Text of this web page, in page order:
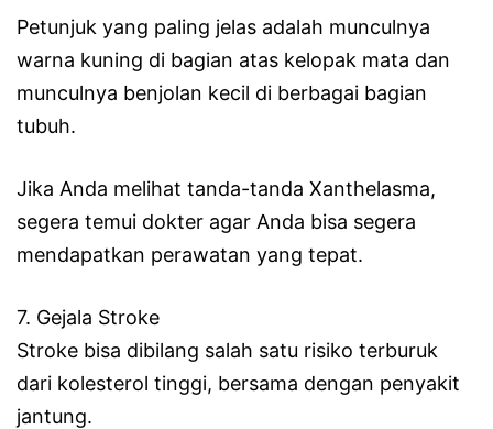
Petunjuk yang paling jelas adalah munculnya
warna kuning di bagian atas kelopak mata dan
munculnya benjolan kecil di berbagai bagian
tubuh.
Jika Anda melihat tanda-tanda Xanthelasma,
segera temui dokter agar Anda bisa segera
mendapatkan perawatan yang tepat.
7. Gejala Stroke
Stroke bisa dibilang salah satu risiko terburuk
dari kolesterol tinggi, bersama dengan penyakit
jantung.